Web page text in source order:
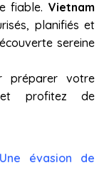
fiable. Vietnam
planifiés et
sereine
préparer votre
profitez de
évasion de